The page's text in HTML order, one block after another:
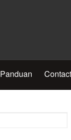
Panduan